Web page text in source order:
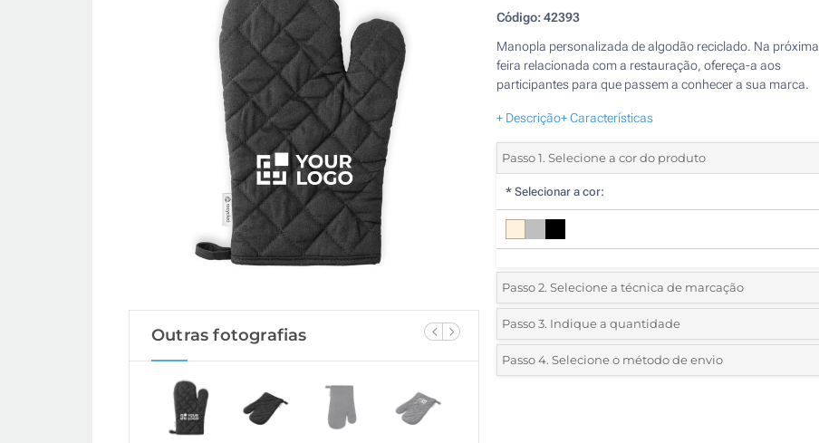
Outras fotografias
Código:42393
Manopla personalizada de algodão reciclado. Na próxima
feira relacionada com a restauração, ofereça-a aos
participantes para que passem a conhecer a sua marca.
+ Descrição+ Características
Passo 1. Selecione a cor do produto
* Selecionar a cor:
Passo 2. Selecione a técnica de marcação
*Selecione o tipo de marcação e as cores do logotipo:
1 Cor (Na luva)
Passo 3. Indique a quantidade
*Quantidade mínima:25
Passo 4. Selecione o método de envio